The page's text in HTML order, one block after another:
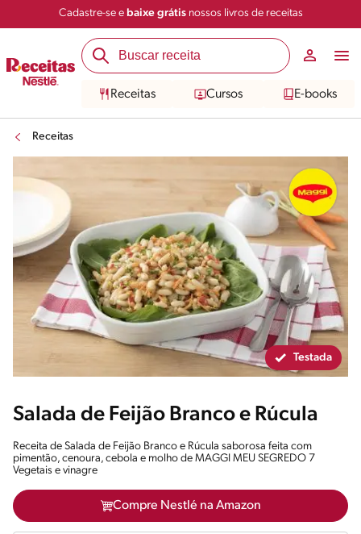
Cadastre-se e baixe grátisnossos livros de receitas
Receitas Cursos E-books
Receitas
Salvar Compartilhar
Testada
Salada de Feijão Branco e Rúcula
Receita de Salada de Feijão Branco e Rúcula saborosa feita com
pimentão, cenoura, cebola e molho de MAGGI MEU SEGREDO 7
Vegetais e vinagre
Compre Nestlé na Amazon